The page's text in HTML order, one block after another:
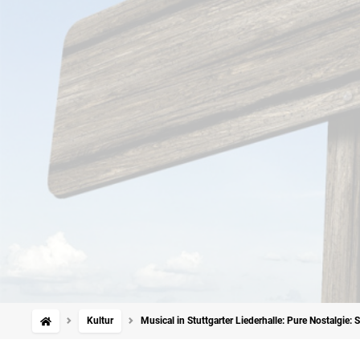
Kultur Musical in Stuttgarter Liederhalle: Pure Nostalgie: